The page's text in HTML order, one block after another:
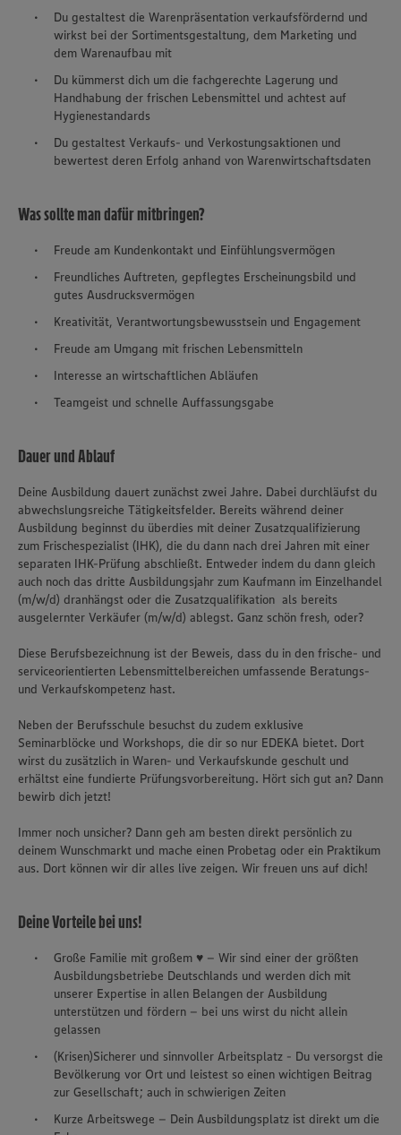
Du gestaltest die Warenpräsentation verkaufsfördernd und
wirkst bei der Sortimentsgestaltung, dem Marketing und
dem Warenaufbau mit
Du kümmerst dich um die fachgerechte Lagerung und
Handhabung der frischen Lebensmittel und achtest auf
Hygienestandards
Du gestaltest Verkaufs- und Verkostungsaktionen und
bewertest deren Erfolg anhand von Warenwirtschaftsdaten
Was sollte man dafür mitbringen?
Freude am Kundenkontakt und Einfühlungsvermögen
Freundliches Auftreten, gepflegtes Erscheinungsbild und
gutes Ausdrucksvermögen
Kreativität, Verantwortungsbewusstsein und Engagement
Freude am Umgang mit frischen Lebensmitteln
Interesse an wirtschaftlichen Abläufen
Teamgeist und schnelle Auffassungsgabe
Dauer und Ablauf
Deine Ausbildung dauert zunächst zwei Jahre. Dabei durchläufst du
abwechslungsreiche Tätigkeitsfelder. Bereits während deiner
Ausbildung beginnst du überdies mit deiner Zusatzqualifizierung
zum Frischespezialist (IHK), die du dann nach drei Jahren mit einer
separaten IHK-Prüfung abschließt. Entweder indem du dann gleich
auch noch das dritte Ausbildungsjahr zum Kaufmann im Einzelhandel
(m/w/d) dranhängst oder die Zusatzqualifikation als bereits
ausgelernter Verkäufer (m/w/d) ablegst. Ganz schön fresh, oder?
Diese Berufsbezeichnung ist der Beweis, dass du in den frische- und
serviceorientierten Lebensmittelbereichen umfassende Beratungs-
und Verkaufskompetenz hast.
Neben der Berufsschule besuchst du zudem exklusive
Seminarblöcke und Workshops, die dir so nur EDEKA bietet. Dort
wirst du zusätzlich in Waren- und Verkaufskunde geschult und
erhältst eine fundierte Prüfungsvorbereitung. Hört sich gut an? Dann
bewirb dich jetzt!
Immer noch unsicher? Dann geh am besten direkt persönlich zu
deinem Wunschmarkt und mache einen Probetag oder ein Praktikum
aus. Dort können wir dir alles live zeigen. Wir freuen uns auf dich!
Deine Vorteile bei uns!
Große Familie mit großem ♥ – Wir sind einer der größten
Ausbildungsbetriebe Deutschlands und werden dich mit
unserer Expertise in allen Belangen der Ausbildung
unterstützen und fördern – bei uns wirst du nicht allein
gelassen
(Krisen)Sicherer und sinnvoller Arbeitsplatz - Du versorgst die
Bevölkerung vor Ort und leistest so einen wichtigen Beitrag
zur Gesellschaft; auch in schwierigen Zeiten
Kurze Arbeitswege – Dein Ausbildungsplatz ist direkt um die